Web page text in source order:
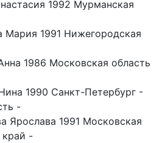
1992 Мурманская
Мария 1991 Нижегородская
1986 Московская область
1990 Санкт-Петербург -
-
Ярослава 1991 Московская
край -